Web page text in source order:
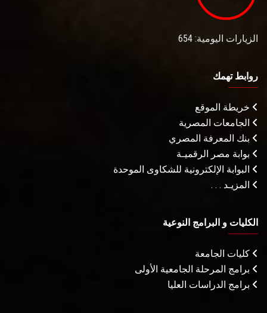
الزيارات اليومية: 654
روابط تهمك
خريطة الموقع
الجامعات المصرية
بنك المعرفة المصري
بوابة مصر الرقميـة
البوابة الإلكترونية للشكاوى الموحدة
المزيـد . . .
الكليات و البرامج النوعية
كليات الجامعة
برامج المرحلة الجامعية الأولى
برامج الدراسات العليا